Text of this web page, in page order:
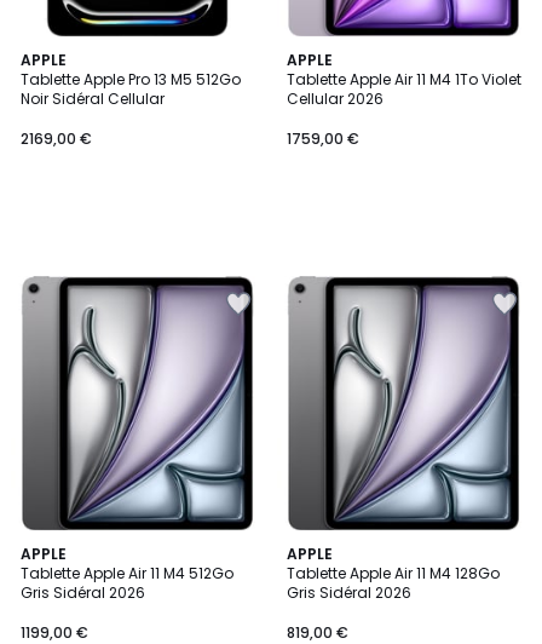
APPLE
Tablette Apple Pro 13 M5 512Go
Noir Sidéral Cellular
2169,00 €
APPLE
Tablette Apple Air 11 M4 1To Violet
Cellular 2026
1759,00 €
APPLE
Tablette Apple Air 11 M4 512Go
Gris Sidéral 2026
1199,00 €
APPLE
Tablette Apple Air 11 M4 128Go
Gris Sidéral 2026
819,00 €